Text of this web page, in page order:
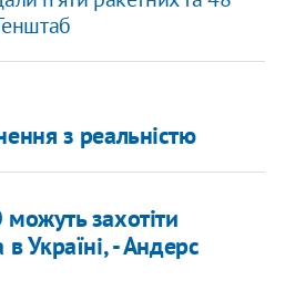
з реальністю
захотіти
в Україні, - Андерс